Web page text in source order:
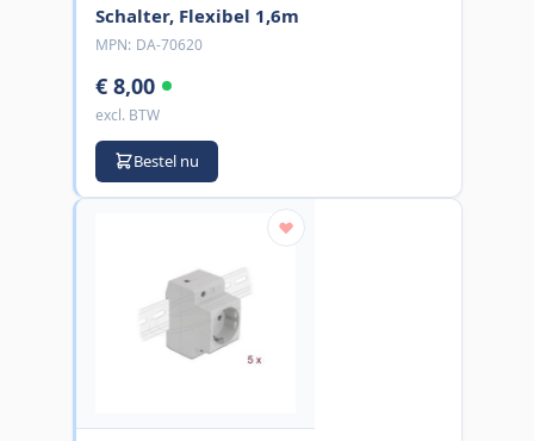
Schalter, Flexibel 1,6m
MPN: DA-70620
€ 8,00
excl. BTW
Bestel nu